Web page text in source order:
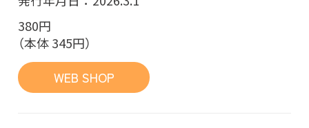
380円
（本体 345円）
WEB SHOP